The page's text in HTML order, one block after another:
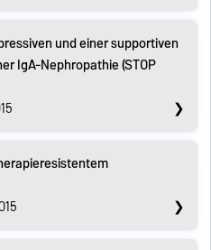
und einer supportiven
IgA-Nephropathie (STOP